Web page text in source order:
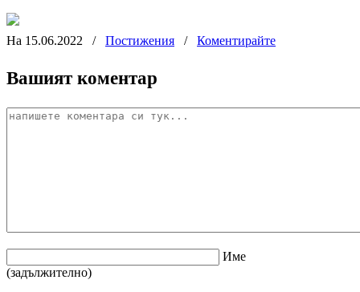
На 15.06.2022 / Постижения / Коментирайте
Вашият коментар
Име
(задължително)